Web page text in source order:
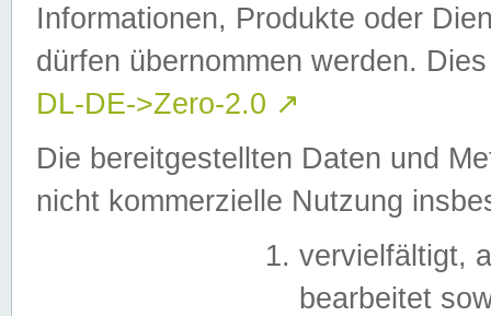
Informationen, Produkte oder
dürfen übernommen werden.
DL-DE->Zero-2.0 ↗
Die bereitgestellten Daten und
nicht kommerzielle Nutzung
vervielfältigt,
bearbeitet